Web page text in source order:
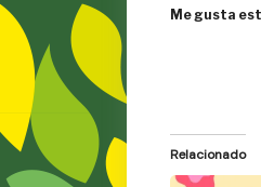
Me gusta
Relacionado